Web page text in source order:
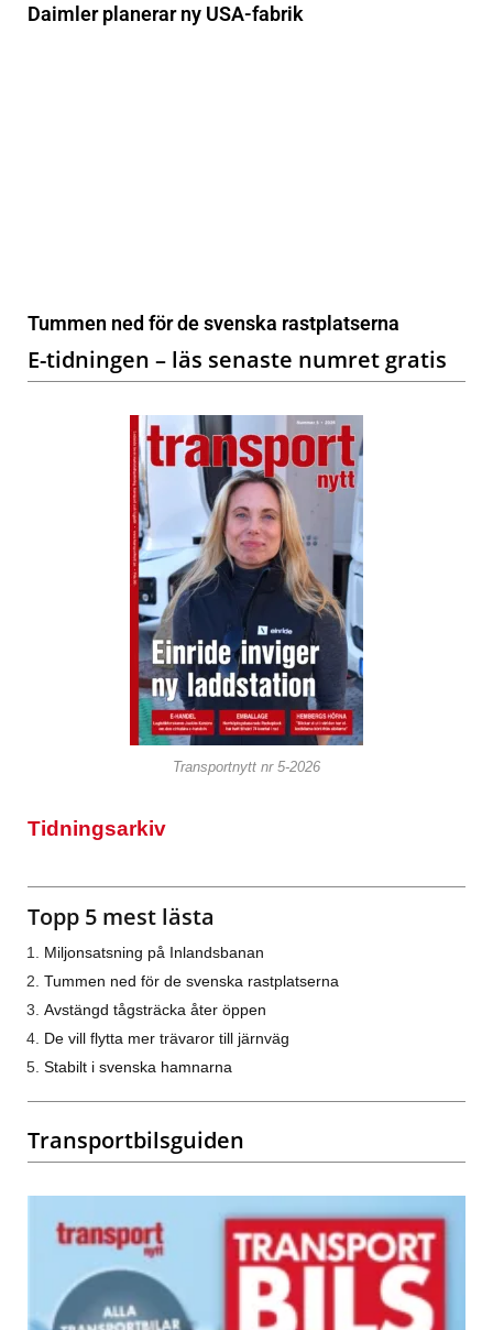
Daimler planerar ny USA-fabrik
Tummen ned för de svenska rastplatserna
E-tidningen – läs senaste numret gratis
Transportnytt nr 5-2026
Tidningsarkiv
Topp 5 mest lästa
Miljonsatsning på Inlandsbanan
Tummen ned för de svenska rastplatserna
Avstängd tågsträcka åter öppen
De vill flytta mer trävaror till järnväg
Stabilt i svenska hamnarna
Transportbilsguiden